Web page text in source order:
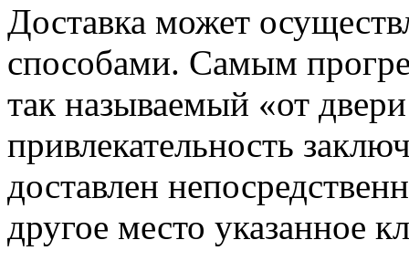
Доставка может
способами. Самым
так называемый «от
привлекательность
доставлен
другое место указанное